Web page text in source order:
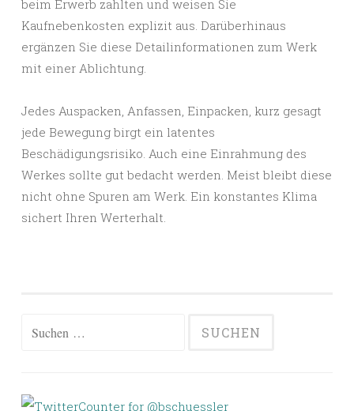
beim Erwerb zahlten und weisen Sie
Kaufnebenkosten explizit aus. Darüberhinaus
ergänzen Sie diese Detailinformationen zum Werk
mit einer Ablichtung.
Jedes Auspacken, Anfassen, Einpacken, kurz gesagt
jede Bewegung birgt ein latentes
Beschädigungsrisiko. Auch eine Einrahmung des
Werkes sollte gut bedacht werden. Meist bleibt diese
nicht ohne Spuren am Werk. Ein konstantes Klima
sichert Ihren Werterhalt.
Suchen